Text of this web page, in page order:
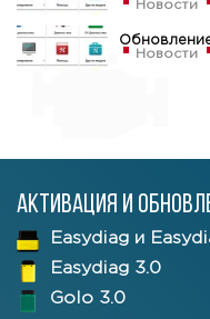
Новости
Новости
Активация и
Easydiag и
Easydiag 3.0
Golo 3.0